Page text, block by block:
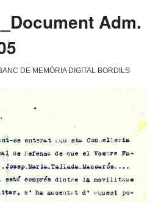
Adm.
DE MEMÒRIA DIGITAL BORDILS